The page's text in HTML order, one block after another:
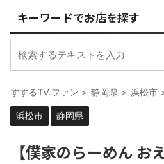
キーワードでお店を探す
すするTV.ファン > 静岡県 > 浜松市
浜松市 静岡県
【僕家のらーめん お